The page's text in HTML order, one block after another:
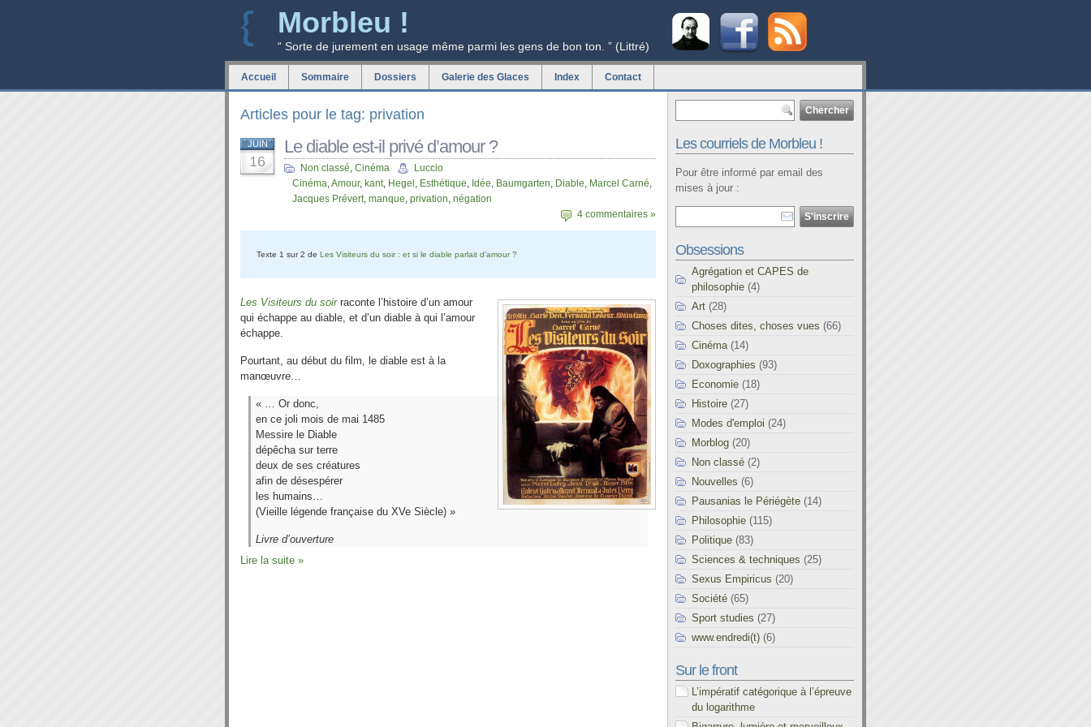
Morbleu !
“ Sorte de jurement en usage même parmi les gens de bon ton. ” (Littré)
Accueil Sommaire Dossiers Galerie des Glaces Index Contact
Articles pour le tag: privation
JUIN
16
Le diable est-il privé d’amour ?
Non classé, Cinéma
Luccio
Cinéma,Amour, kant, Hegel , Esthétique, Idée, Baumgarten, Diable, Marcel Carné,
Jacques Prévert, manque, privation, négation
4 commentaires »
Texte 1 sur 2 de Les Visiteurs du soir : et si le diable parlait d'amour ?
Les Visiteurs du soirraconte l’histoire d’un amour
qui échappe au diable, et d’un diable à qui l’amour
échappe.
Pourtant, au début du film, le diable est à la
manœuvre…
« … Or donc,
en ce joli mois de mai 1485
Messire le Diable
dépêcha sur terre
deux de ses créatures
afin de désespérer
les humains…
(Vieille légende française du XVe Siècle) »
Livre d’ouverture
Lire la suite »
Les courriels de Morbleu !
Pour être informé par email des
mises à jour :
Obsessions
Agrégation et CAPES de
philosophie (4)
Art (28)
Choses dites, choses vues (66)
Cinéma (14)
Doxographies (93)
Economie (18)
Histoire (27)
Modes d'emploi (24)
Morblog (20)
Non classé (2)
Nouvelles (6)
Pausanias le Périégète (14)
Philosophie (115)
Politique (83)
Sciences & techniques (25)
Sexus Empiricus (20)
Société (65)
Sport studies (27)
www.endredi(t) (6)
Sur le front
L’impératif catégorique à l’épreuve
du logarithme